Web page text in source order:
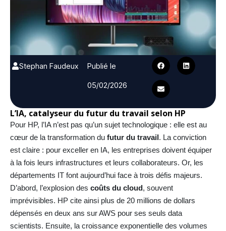
Stephan Faudeux
Publié le
05/02/2026
L’IA, catalyseur du futur du travail selon HP
Pour HP, l’IA n’est pas qu’un sujet technologique : elle est au
cœur de la transformation du futur du travail. La conviction
est claire : pour exceller en IA, les entreprises doivent équiper
à la fois leurs infrastructures et leurs collaborateurs. Or, les
départements IT font aujourd’hui face à trois défis majeurs.
D’abord, l’explosion des coûts du cloud, souvent
imprévisibles. HP cite ainsi plus de 20 millions de dollars
dépensés en deux ans sur AWS pour ses seuls data
scientists. Ensuite, la croissance exponentielle des volumes